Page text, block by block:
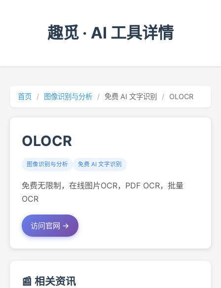
趣觅 · AI 工具详情
首页 / 图像识别与分析 / 免费 AI 文字识别 / OLOCR
OLOCR
图像识别与分析 免费 AI 文字识别
免费无限制，在线图片OCR，PDF OCR，批量
OCR
访问官网 →
📰 相关资讯